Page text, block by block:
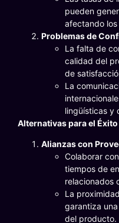
pueden
afectando
Problemas de
La falta de
calidad del
de
La
lingüísticas y
Alternativas para el
Alianzas con
Colaborar
tiempos de
relacionados
La
garantiza
del producto.